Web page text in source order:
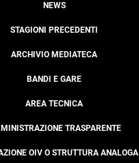
NEWS
STAGIONI PRECEDENTI
ARCHIVIO MEDIATECA
BANDI E GARE
AREA TECNICA
TRASPARENTE
OIV O STRUTTURA ANALOGA